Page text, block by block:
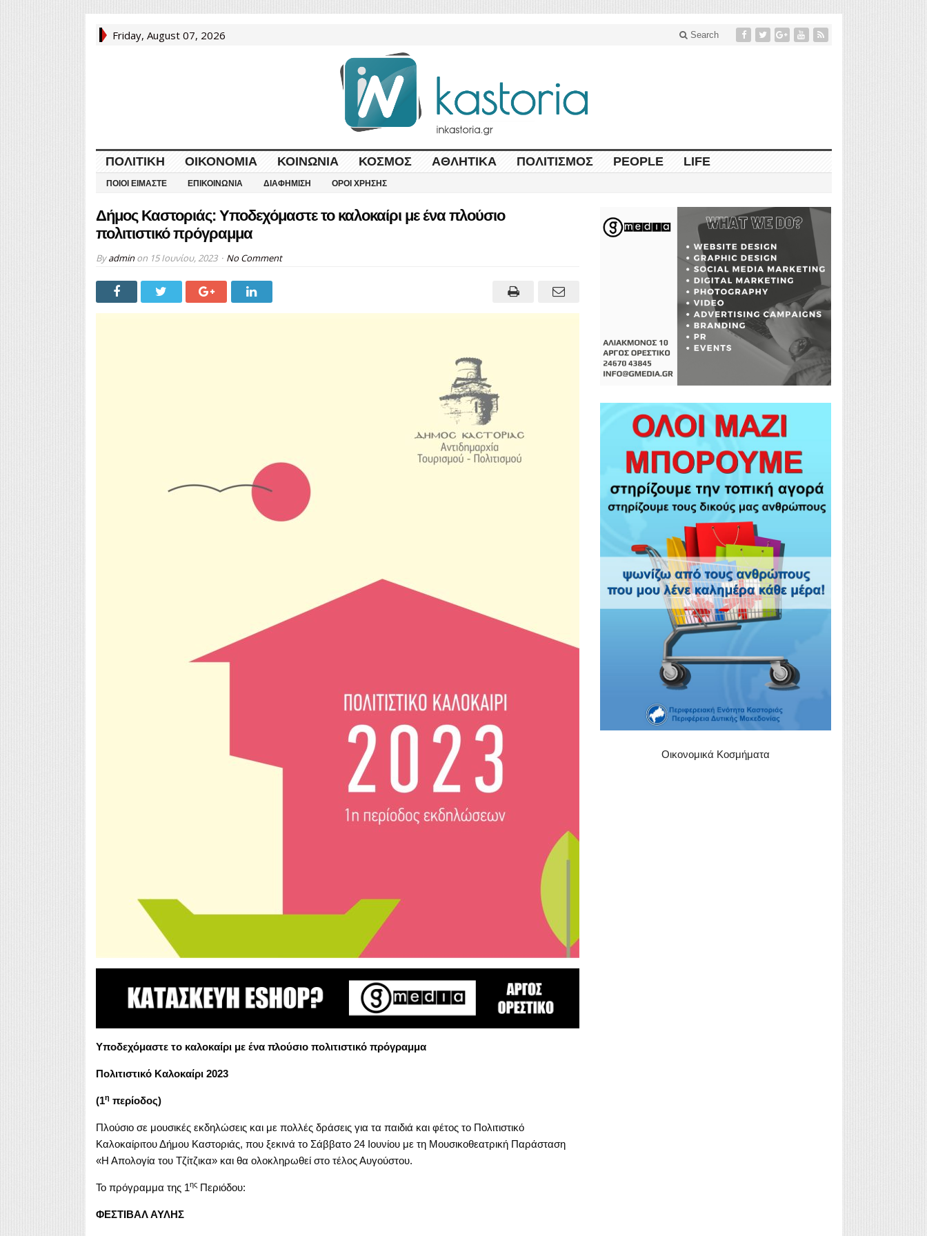
Friday, August 07, 2026 Search
ΠΟΛΙΤΙΚΉ ΟΙΚΟΝΟΜΊΑ ΚΟΙΝΩΝΊΑ ΚΌΣΜΟΣ ΑΘΛΗΤΙΚΆ ΠΟΛΙΤΙΣΜΌΣ PEOPLE LIFE
ΠΟΙΟΙ ΕΊΜΑΣΤΕ ΕΠΙΚΟΙΝΩΝΊΑ ΔΙΑΦΉΜΙΣΗ ΌΡΟΙ ΧΡΉΣΗΣ
Δήμος Καστοριάς: Υποδεχόμαστε το καλοκαίρι με ένα πλούσιο
πολιτιστικό πρόγραμμα
Byadminon 15 Ιουνίου, 2023 No Comment
Υποδεχόμαστε το καλοκαίρι με ένα πλούσιο πολιτιστικό πρόγραμμα
Πολιτιστικό Καλοκαίρι 2023
(1η περίοδος)
Πλούσιο σε μουσικές εκδηλώσεις και με πολλές δράσεις για τα παιδιά και φέτος το Πολιτιστικό
Καλοκαίριτου Δήμου Καστοριάς, που ξεκινά το Σάββατο 24 Ιουνίου με τη Μουσικοθεατρική Παράσταση
«Η Απολογία του Τζίτζικα» και θα ολοκληρωθεί στο τέλος Αυγούστου.
Το πρόγραμμα της 1ηςΠεριόδου:
ΦΕΣΤΙΒΑΛ ΑΥΛΗΣ
Οικονομικά Κοσμήματα